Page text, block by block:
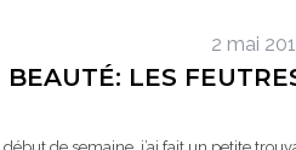
2 mai
BEAUTÉ: LES